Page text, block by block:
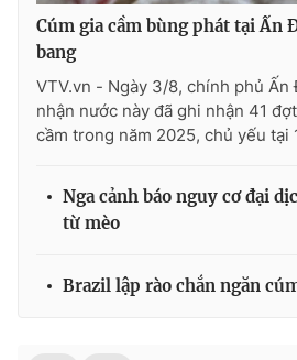
Cúm gia cầm bùng phát tại Ấn
bang
VTV.vn - Ngày 3/8, chính phủ
nhận nước này đã ghi nhận 41
cầm trong năm 2025, chủ yếu tại
Nga cảnh báo nguy cơ đại
từ mèo
Brazil lập rào chắn ngăn